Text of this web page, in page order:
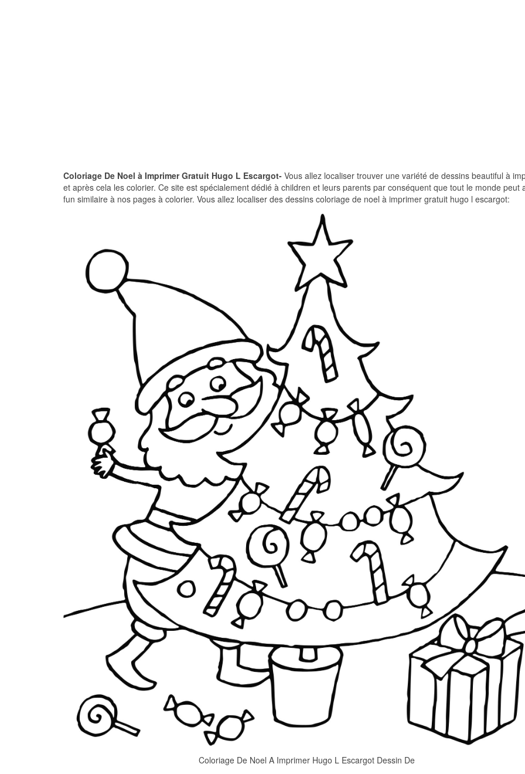
Coloriage De Noel à Imprimer Gratuit Hugo L Escargot- Vous allez localiser trouver une variété de dessins beautiful à
et après cela les colorier. Ce site est spécialement dédié à children et leurs parents par conséquent que tout le monde peut
fun similaire à nos pages à colorier. Vous allez localiser des dessins coloriage de noel à imprimer gratuit hugo l escargot:
Coloriage De Noel A Imprimer Hugo L Escargot Dessin De